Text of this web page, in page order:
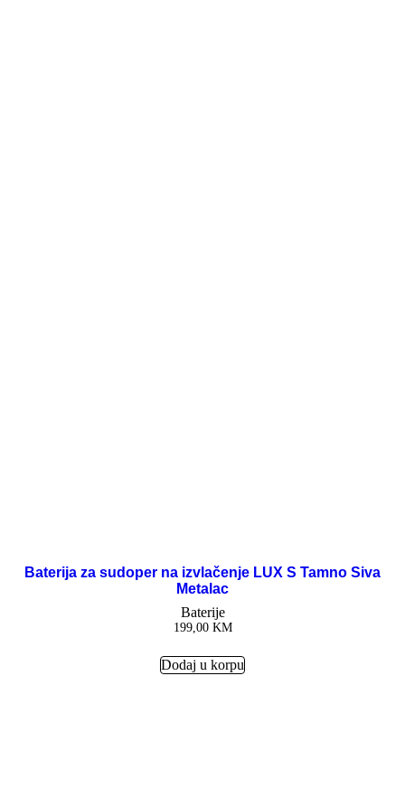
Baterija za sudoper na izvlačenje LUX S Tamno Siva
Metalac
Baterije
199,00 KM
Dodaj u korpu